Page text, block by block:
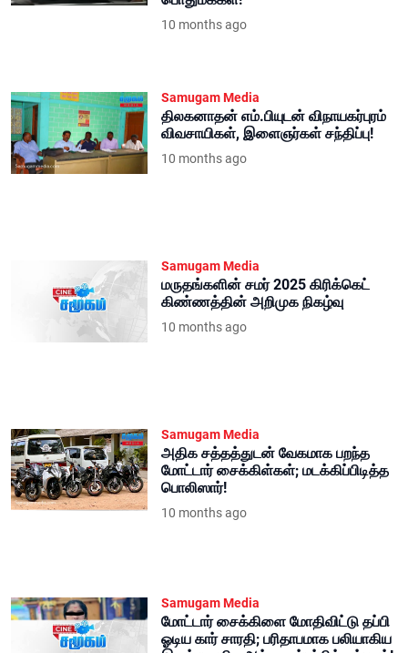
10 months ago
திலகனாதன் எம்.பியுடன் விநாயகர்புரம்
விவசாயிகள், இளைஞர்கள் சந்திப்பு!
10 months ago
மருதங்களின் சமர் 2025 கிரிக்கெட்
கிண்ணத்தின் அறிமுக நிகழ்வு
10 months ago
அதிக சத்தத்துடன் வேகமாக பறந்த
மோட்டார் சைக்கிள்கள்; மடக்கிப்பிடித்த
பொலிஸார்!
மோட்டார் சைக்கிளை மோதிவிட்டு தப்பி
ஓடிய கார் சாரதி; பரிதாபமாக பலியாகிய
இளம் யுவதி - அக்கரைப்பற்றில் சம்பவம்!